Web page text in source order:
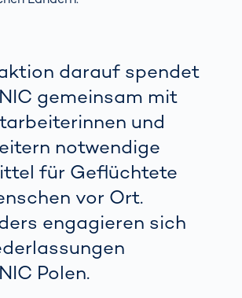
darauf spendet
gemeinsam mit
und
notwendige
für Geflüchtete
vor Ort.
engagieren sich
Polen.